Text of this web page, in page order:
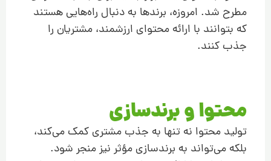
مطرح شد. امروزه، برندها به دنبال راه‌هایی هستند
که بتوانند با ارائه محتوای ارزشمند، مشتریان را
جذب کنند.
محتوا و برند‌سازی
تولید محتوا نه تنها به جذب مشتری کمک می‌کند،
بلکه می‌تواند به برند‌سازی مؤثر نیز منجر شود.